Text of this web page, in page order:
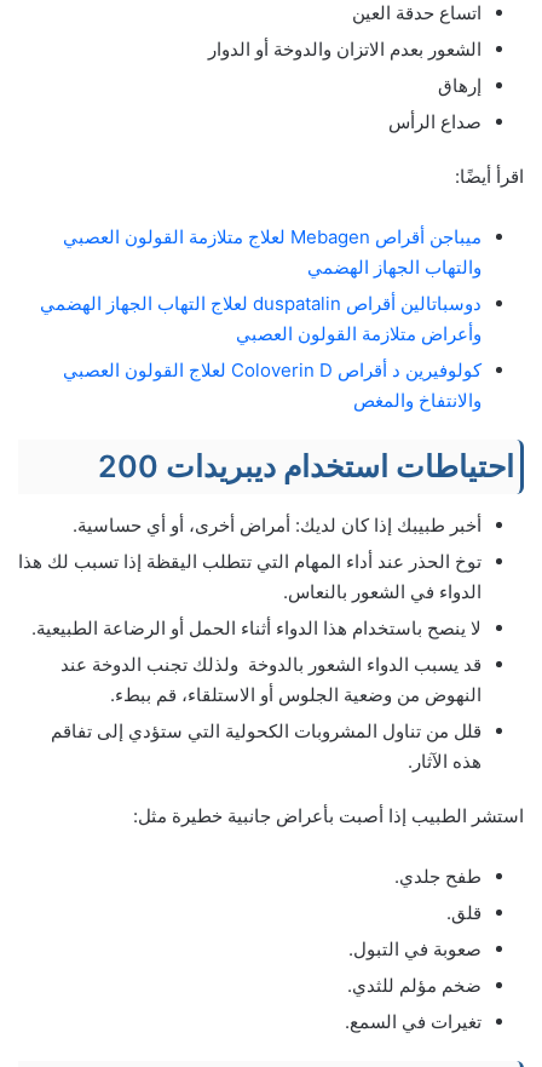
اتساع حدقة العين
الشعور بعدم الاتزان والدوخة أو الدوار
إرهاق
صداع الرأس
اقرأ أيضًا:
ميباجن أقراص Mebagen لعلاج متلازمة القولون العصبي
والتهاب الجهاز الهضمي
دوسباتالين أقراص duspatalin لعلاج التهاب الجهاز الهضمي
وأعراض متلازمة القولون العصبي
كولوفيرين د أقراص Coloverin D لعلاج القولون العصبي
والانتفاخ والمغص
احتياطات استخدام ديبريدات 200
أخبر طبيبك إذا كان لديك: أمراض أخرى، أو أي حساسية.
توخ الحذر عند أداء المهام التي تتطلب اليقظة إذا تسبب لك هذا
الدواء في الشعور بالنعاس.
لا ينصح باستخدام هذا الدواء أثناء الحمل أو الرضاعة الطبيعية.
قد يسبب الدواء الشعور بالدوخة ولذلك تجنب الدوخة عند
النهوض من وضعية الجلوس أو الاستلقاء، قم ببطء.
قلل من تناول المشروبات الكحولية التي ستؤدي إلى تفاقم
هذه الآثار.
استشر الطبيب إذا أصبت بأعراض جانبية خطيرة مثل:
طفح جلدي.
قلق.
صعوبة في التبول.
ضخم مؤلم للثدي.
تغيرات في السمع.